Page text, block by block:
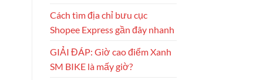
Cách tìm địa chỉ bưu cục
Shopee Express gần đây nhanh
GIẢI ĐÁP: Giờ cao điểm Xanh
SM BIKE là mấy giờ?